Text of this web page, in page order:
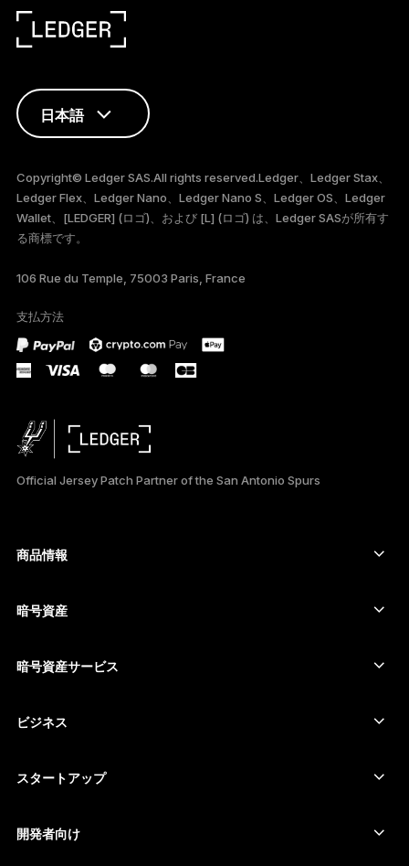
日本語
FRANÇAIS
TÜRKÇE
DEUTSCH
PORTUGUÊS
ESPAÑOL
简体中文
Copyright© Ledger SAS.All rights reserved.Ledger、Ledger Stax、
Ledger Flex、Ledger Nano、Ledger Nano S、Ledger OS、Ledger
Wallet、[LEDGER] (ロゴ)、および [L] (ロゴ) は、Ledger SASが所有す
る商標です。
106 Rue du Temple, 75003 Paris, France
支払方法
Official Jersey Patch Partner of the San Antonio Spurs
商品情報
コールド ウォレット
Ledger Stax
Ledger Nano Classics
セット商品
全ての商品
暗号資産
Ethereumウォレット
Cardanoウォレット
Moneroウォレット
暗号資産一覧を見る
暗号資産サービス
暗号資産を購入
暗号資産をスワップ
ビジネス
スタートアップ
開発者向け